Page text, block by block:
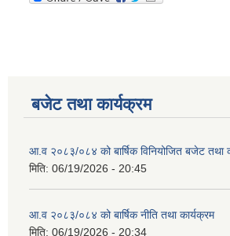
बजेट तथा कार्यक्रम
आ.व २०८३/०८४ को बार्षिक विनियोजित बजेट तथा
मिति: 06/19/2026 - 20:45
आ.व २०८३/०८४ को बार्षिक नीति तथा कार्यक्रम
मिति: 06/19/2026 - 20:34